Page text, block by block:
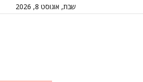
שבת, אוגוסט 8, 2026